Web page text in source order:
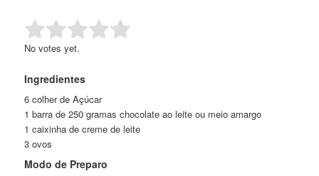
Rate this item: Submit Rating
No votes yet.
Ingredientes
6 colher de Açúcar
1 barra de 250 gramas chocolate ao leite ou meio amargo
1 caixinha de creme de leite
3 ovos
Modo de Preparo